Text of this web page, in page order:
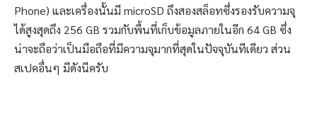
Phone) และเครื่องนั้นมี microSD ถึงสองสล็อทซึ่งรองรับความจุ
ได้สูงสุดถึง 256 GB รวมกับพื้นที่เก็บข้อมูลภายในอีก 64 GB ซึ่ง
น่าจะถือว่าเป็นมือถือที่มีความจุมากที่สุดในปัจจุบันทีเดียว ส่วน
สเปคอื่นๆ มีดังนีครับ